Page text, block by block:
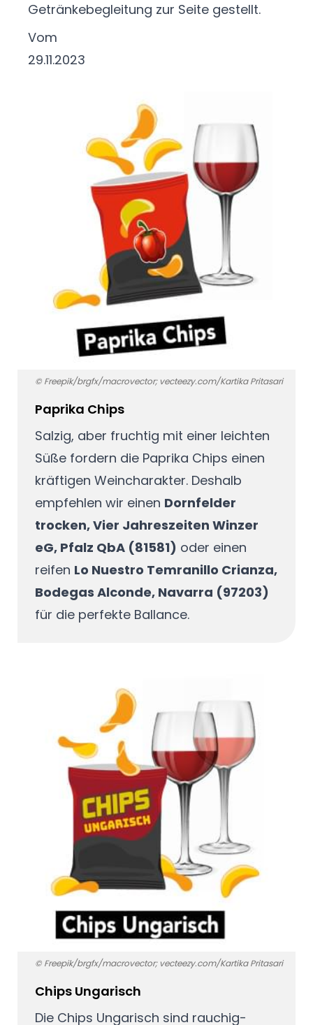
Getränkebegleitung zur Seite gestellt.
Vom
29.11.2023
© Freepik/brgfx/macrovector; vecteezy.com/Kartika Pritasari
Paprika Chips
Salzig, aber fruchtig mit einer leichten
Süße fordern die Paprika Chips einen
kräftigen Weincharakter. Deshalb
empfehlen wir einen Dornfelder
trocken, Vier Jahreszeiten Winzer
eG, Pfalz QbA (81581) oder einen
reifen Lo Nuestro Temranillo Crianza,
Bodegas Alconde, Navarra (97203)
für die perfekte Ballance.
Chips Ungarisch
Die Chips Ungarisch sind rauchig-
© Freepik/brgfx/macrovector; vecteezy.com/Kartika Pritasari